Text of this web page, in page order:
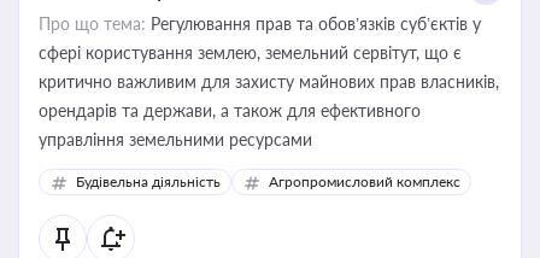
Про що тема: Регулювання прав та обов’язків суб’єктів у
сфері користування землею, земельний сервітут, що є
критично важливим для захисту майнових прав власників,
орендарів та держави, а також для ефективного
управління земельними ресурсами
Будівельна діяльність Агропромисловий комплекс